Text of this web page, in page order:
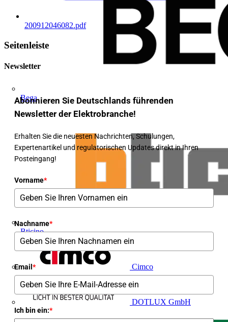
Bega
Bticino
Cimco
DOTLUX GmbH
200912046082.pdf
Seitenleiste
Newsletter
Abonnieren Sie Deutschlands führenden
Newsletter der Elektrobranche!
Erhalten Sie die neuesten Nachrichten, Schulungen,
Expertenartikel und regulatorischen Updates direkt in Ihren
Posteingang!
Vorname*
Nachname*
Email *
Ich bin ein:*